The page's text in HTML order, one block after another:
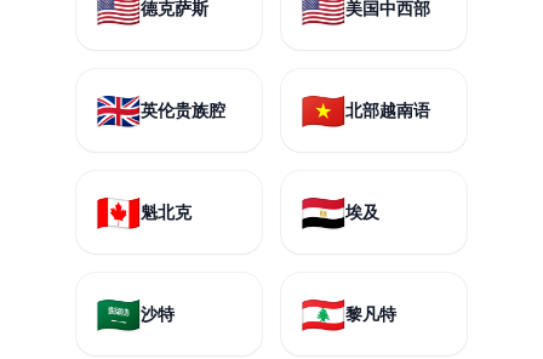
德克萨斯 美国中西部
🇬🇧英伦贵族腔 🇻🇳北部越南语
🇨🇦魁北克 🇪🇬埃及
🇸🇦沙特 🇱🇧黎凡特